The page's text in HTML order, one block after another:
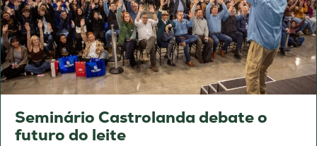
Seminário Castrolanda debate o
futuro do leite